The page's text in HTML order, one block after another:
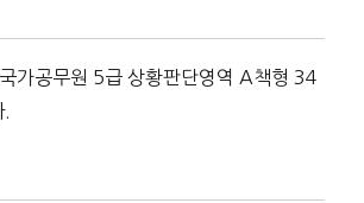
가공무원 5급 상황판단영역 A책형 34